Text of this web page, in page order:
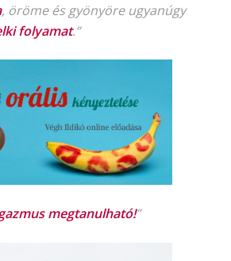
, öröme és gyönyöre ugyanúgy
folyamat.”
megtanulható!”